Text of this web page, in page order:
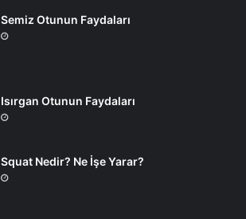
Semiz Otunun Faydaları
Isırgan Otunun Faydaları
Squat Nedir? Ne İşe Yarar?